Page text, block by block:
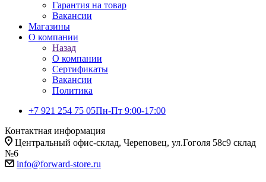
Гарантия на товар
Вакансии
Магазины
О компании
Назад
О компании
Сертификаты
Вакансии
Политика
+7 921 254 75 05Пн-Пт 9:00-17:00
Контактная информация
Центральный офис-склад, Череповец, ул.Гоголя 58с9 склад
№6
info@forward-store.ru